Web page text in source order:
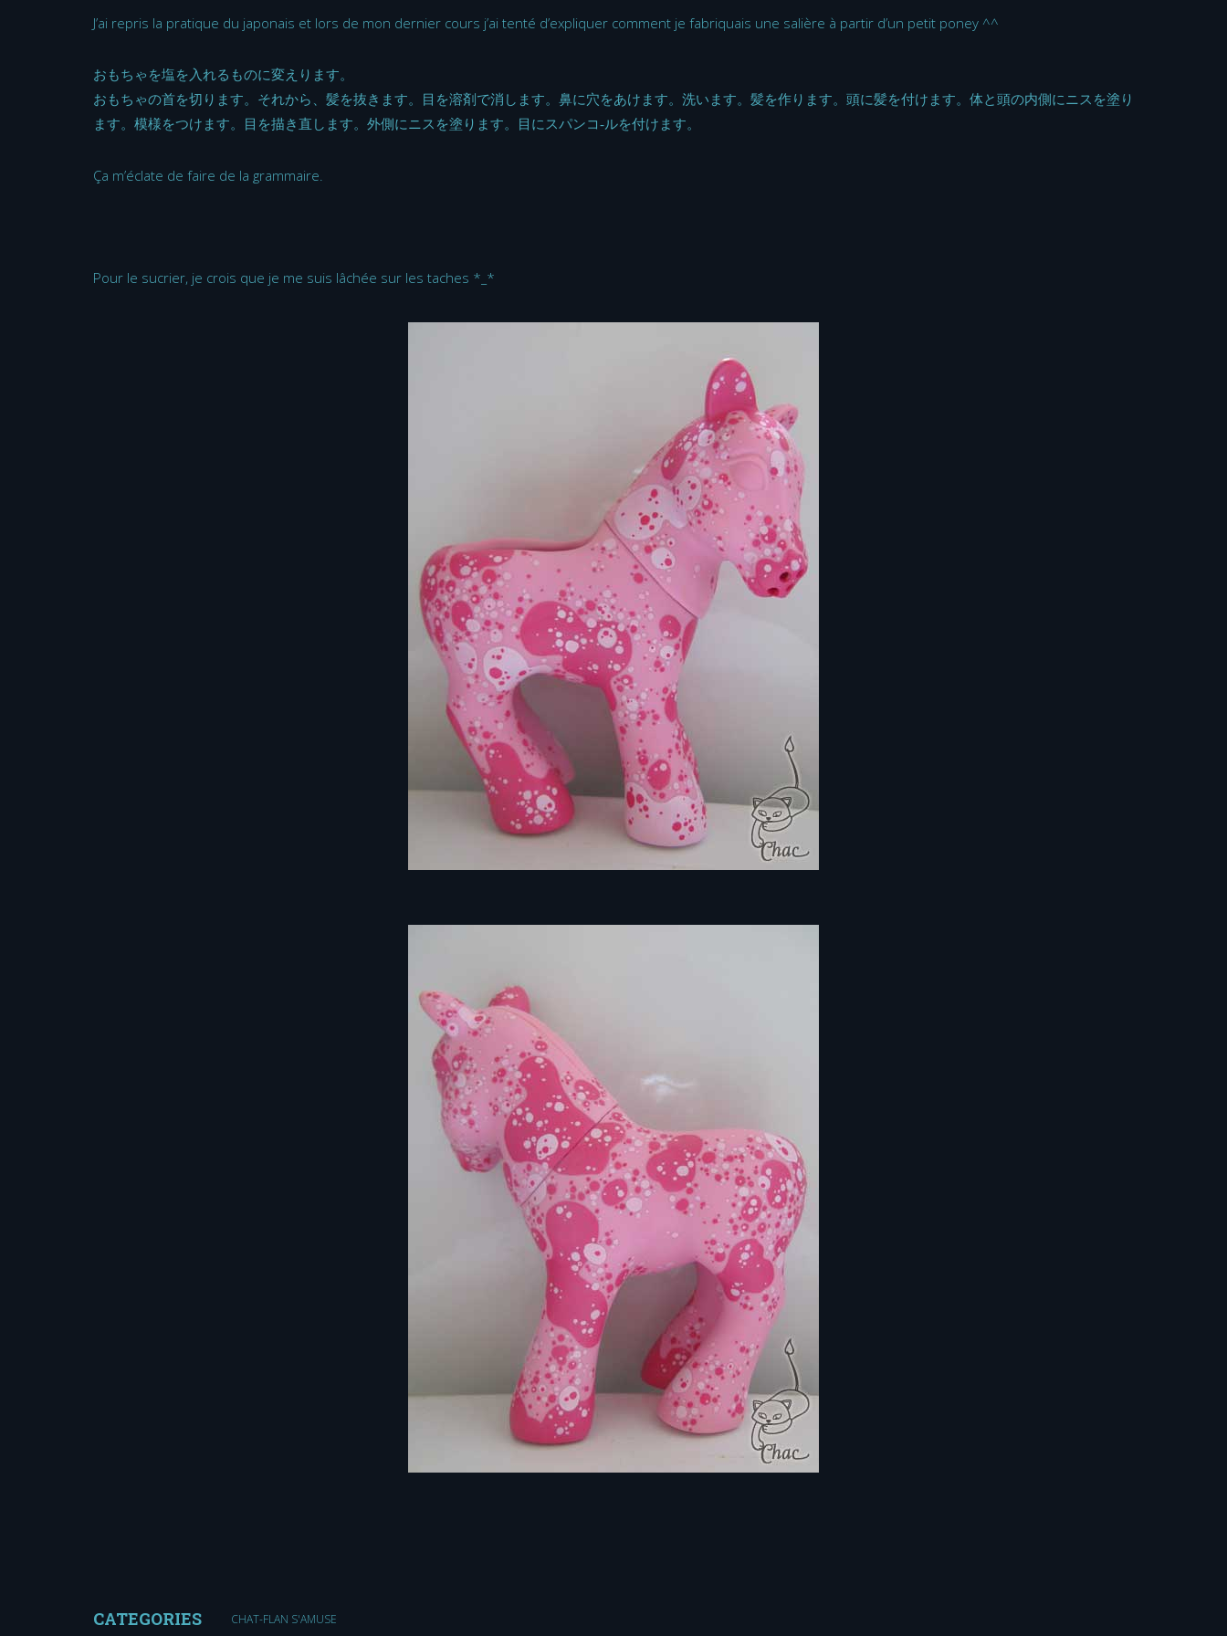
J’ai repris la pratique du japonais et lors de mon dernier cours j’ai tenté d’expliquer comment je fabriquais une salière à partir d’un petit poney ^^
おもちゃを塩を入れるものに変えります。
おもちゃの首を切ります。それから、髪を抜きます。目を溶剤で消します。鼻に穴をあけます。洗います。髪を作ります。頭に髪を付けます。体と頭の内側にニスを塗り
ます。模様をつけます。目を描き直します。外側にニスを塗ります。目にスパンコ‐ルを付けます。
Ça m’éclate de faire de la grammaire.
Pour le sucrier, je crois que je me suis lâchée sur les taches *_*
CATEGORIES CHAT-FLAN S'AMUSE